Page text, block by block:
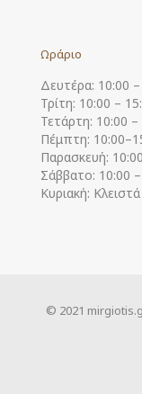
Ωράριο
Δευτέρα: 10:00
Τρίτη: 10:00 –
Τετάρτη: 10:00 –
Πέμπτη:
Παρασκευή:
Σάββατο: 10:00
Κυριακή: Κλειστά
© 2021